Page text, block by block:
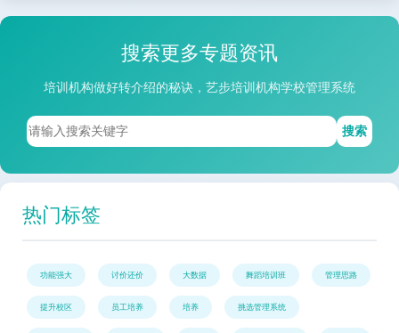
搜索更多专题资讯
培训机构做好转介绍的秘诀，艺步培训机构学校管理系统
搜索
热门标签
功能强大 讨价还价 大数据 舞蹈培训班 管理思路
提升校区 员工培养 培养 挑选管理系统